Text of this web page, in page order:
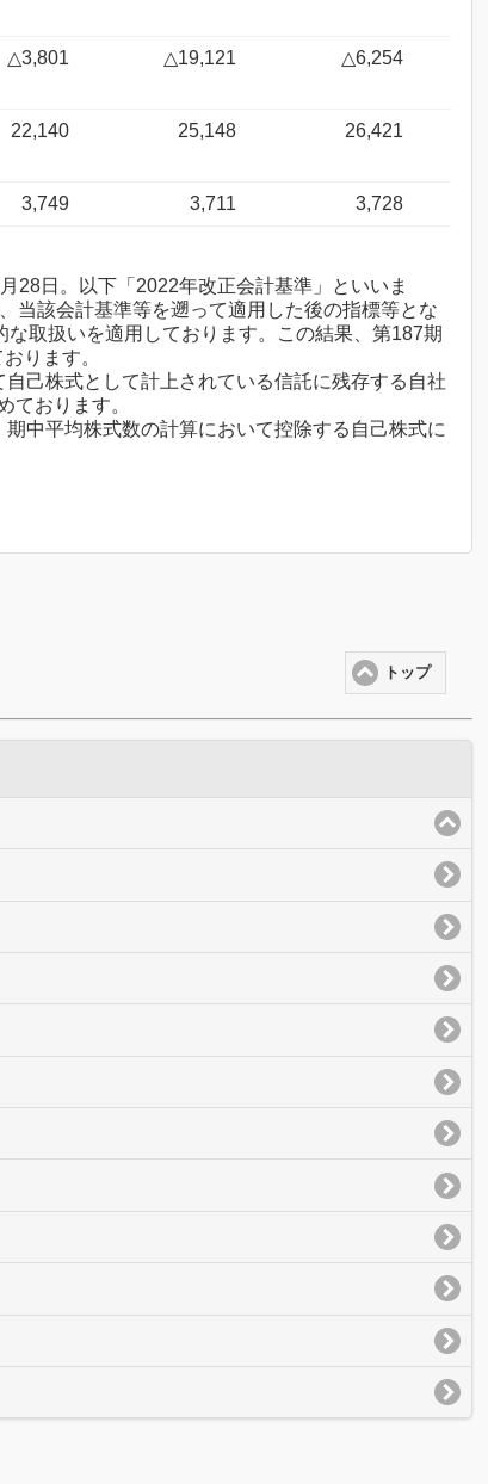
△3,801 △19,121 △6,254
22,140 25,148 26,421
3,749 3,711 3,728
28日。以下「2022年改正会計基準」といいま
当該会計基準等を遡って適用した後の指標等とな
取扱いを適用しております。この結果、第187期
ります。
己株式として計上されている信託に残存する自社
ております。
中平均株式数の計算において控除する自己株式に
トップ